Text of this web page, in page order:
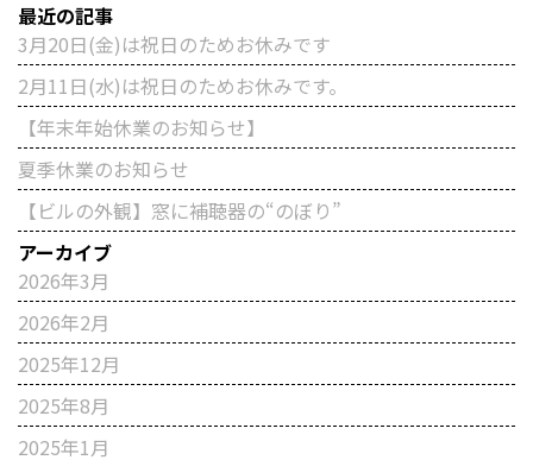
最近の記事
3月20日(金)は祝日のためお休みです
2月11日(水)は祝日のためお休みです。
【年末年始休業のお知らせ】
夏季休業のお知らせ
【ビルの外観】窓に補聴器の“のぼり”
アーカイブ
2026年3月
2026年2月
2025年12月
2025年8月
2025年1月